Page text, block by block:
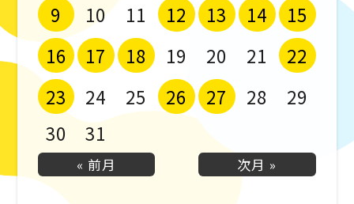
« 前月 次月 »
9
10 11 12 13 14
15
16
17 18 19 20 21
22
23
24 25 26 27 28
29
30
31